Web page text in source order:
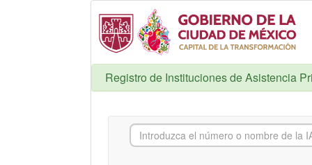
Registro de Instituciones de Asistencia